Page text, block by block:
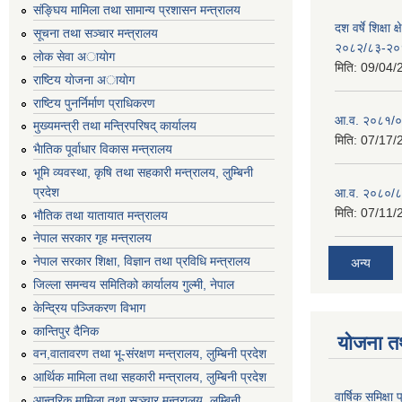
संङ्घिय मामिला तथा सामान्य प्रशासन मन्त्रालय
सूचना तथा सञ्चार मन्त्रालय
लाेक सेवा अायाेग
राष्टिय याेजना अायाेग
राष्टिय पुनर्निर्माण प्राधिकरण
मुख्यमन्त्री तथा मन्त्रिपरिषद् कार्यालय
भैातिक पूर्वाधार विकास मन्त्रालय
भूमि व्यवस्था, कृषि तथा सहकारी मन्त्रालय, लु्म्बिनी
प्रदेश
भाैतिक तथा यातायात मन्त्रालय
नेपाल सरकार गृह मन्त्रालय
नेपाल सरकार शिक्षा, विज्ञान तथा प्रविधि मन्त्रालय
जिल्ला समन्वय समितिको कार्यालय गुल्मी, नेपाल
केन्द्रिय पञ्जिकरण विभाग
कान्तिपुर दैनिक
वन,वातावरण तथा भू-संरक्षण मन्त्रालय, लुम्बिनी प्रदेश
आर्थिक मामिला तथा सहकारी मन्त्रालय, लुम्बिनी प्रदेश
दश वर्षे शिक्षा
२०८२/८३-
मिति: 09/04/
आ.व. २०८१/
मिति: 07/17/
आ.व. २०८०/
मिति: 07/11/
अन्य
योजना
वार्षिक